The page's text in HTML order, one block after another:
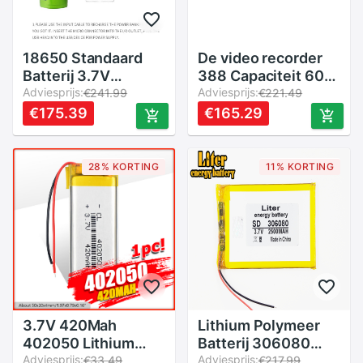
18650 Standaard
Batterij 3.7V
3500mAh usb
oplaadbare Camera
Elektrische Tool
Elektronische
speelgoed Accu
MP3/MP4 Speler
Adviesprijs:€241.99
€175.39
De video recorder
388 Capaciteit 600
MAH model 582535
602535 P polymeer
thium batterij 3 lijn
Adviesprijs:€221.49
€165.29
28% KORTING
3.7V 420Mah
402050 Lithium
Adviesprijs:€33.49
11% KORTING
Lithium Polymeer
Batterij 306080
Adviesprijs:€217.99